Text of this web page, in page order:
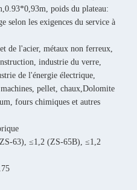
poids du plateau:
selon les exigences du service à
de l'acier, métaux non ferreux,
industrie du verre,
de l'énergie électrique,
pellet, chaux,Dolomite
fours chimiques et autres
63), ≤1,2 (ZS-65B), ≤1,2